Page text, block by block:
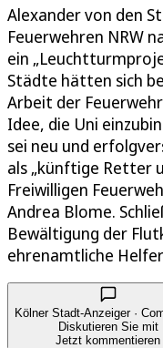
Alexander von den
Feuerwehren NRW
ein
Städte hätten sich
Arbeit der
Idee, die Uni
sei neu und
als „künftige Retter
Freiwilligen
Andrea Blome.
Bewältigung der
ehrenamtliche
Kölner Stadt-Anzeiger ·
Diskutieren Sie mit
Jetzt kommentieren